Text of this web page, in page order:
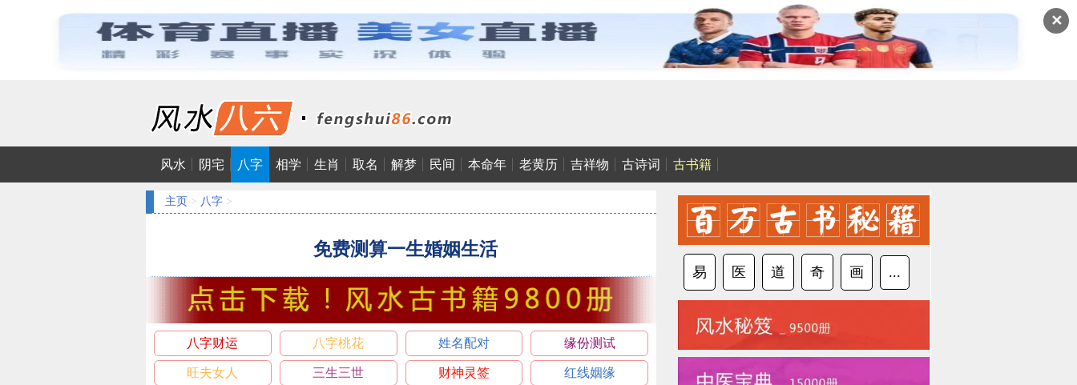
✕
风水 阴宅 八字 相学 生肖 取名 解梦 民间 本命年 老黄历 吉祥物 古诗词 古书籍
主页 > 八字 >
免费测算一生婚姻生活
八字财运 八字桃花 姓名配对 缘份测试
旺夫女人 三生三世 财神灵签 红线姻缘
易 医 道 奇 画 ...